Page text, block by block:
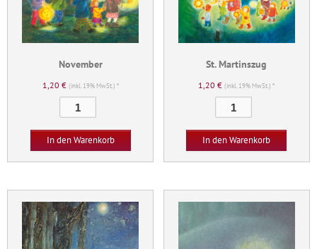
November
1,20 € (inkl. 19% MwSt.) *
Menge
In den Warenkorb
St. Martinszug
1,20€ (inkl. 19% MwSt.) *
Martinszug
Menge
In den Warenkorb